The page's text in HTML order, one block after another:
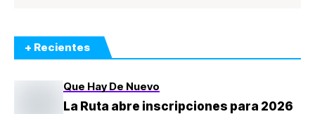
+ Recientes
Que Hay De Nuevo
La Ruta abre inscripciones para 2026